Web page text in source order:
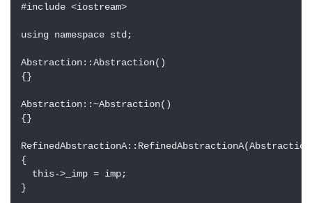
#include <iostream>
using namespace std;
Abstraction::Abstraction()
{}
Abstraction::~Abstraction()
{}
{
  this->_imp = imp;
}